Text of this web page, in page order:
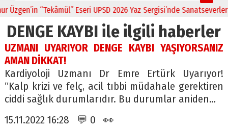
“Tekâmül” Eseri UPSD 2026 Yaz Sergisi’nde Sanatseverlerle
DENGE KAYBI ile ilgili haberler
UZMANI UYARIYOR DENGE KAYBI YAŞIYORSANIZ
AMAN DİKKAT!
Kardiyoloji Uzmanı Dr Emre Ertürk Uyarıyor!
“Kalp krizi ve felç, acil tıbbi müdahale gerektiren
ciddi sağlık durumlarıdır. Bu durumlar aniden…
15.11.2022 16:28 💬 0 👀